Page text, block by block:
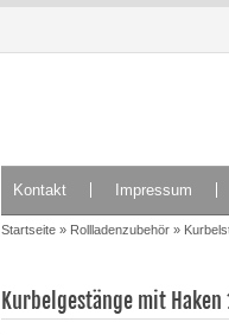
Kontakt Impressum
Startseite » Rollladenzubehör »
Kurbelgestänge mit